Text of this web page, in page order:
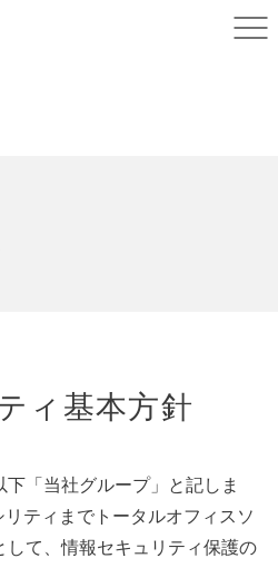
ィ基本方針
「当社グループ」と記しま
ティまでトータルオフィスソ
して、情報セキュリティ保護の